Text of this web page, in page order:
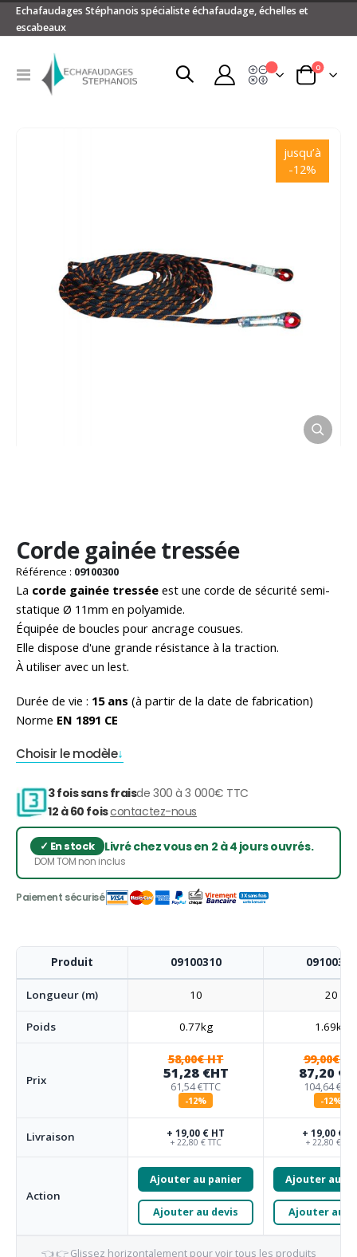
Echafaudages Stéphanois spécialiste échafaudage, échelles et
escabeaux
Basculer
Panier
0articles
Devis
jusqu’à
-12%
au
début
de
la
Galerie
d’images
Corde gainée tressée
Référence : 09100300
La corde gainée tressée est une corde de sécurité semi-
statique Ø 11mm en polyamide.
Équipée de boucles pour ancrage cousues.
Elle dispose d'une grande résistance à la traction.
À utiliser avec un lest.
Durée de vie : 15 ans (à partir de la date de fabrication)
Norme EN 1891 CE
Choisir le modèle
3 fois sans fraisde 300 à 3 000€ TTC
12 à 60 foiscontactez-nous
Livré chez vous en 2 à 4 jours ouvrés.
DOM TOM non inclus
Produit 09100310 09100320
Longueur (m) 10 20
Poids 0.77kg 1.69kg
Prix
58,00€ HT
51,28 €HT
61,54 €TTC
-12%
99,00€
87,20 €
104,64 €
-12%
Livraison + 19,00 € HT
+ 22,80 € TTC
+ 19,00 €
+ 22,80 € TTC
Action
Ajouter au panier
Ajouter au devis
Ajouter au
Ajouter au
👈 👉 Glissez horizontalement pour voir tous les produits